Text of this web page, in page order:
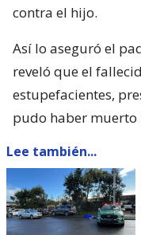
contra el hijo.
Así lo aseguró el
reveló que el
estupefacientes,
pudo haber
Lee también...